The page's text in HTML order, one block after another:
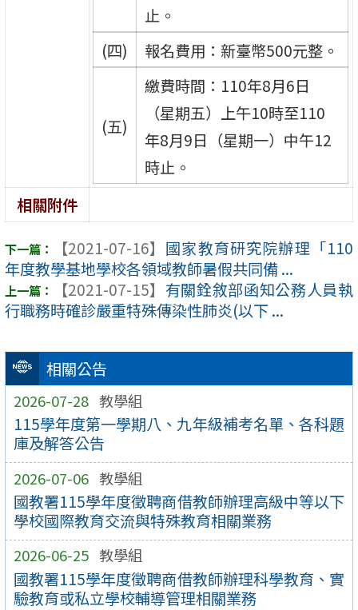
相關公告
2026-07-28 教學組
115學年度第一學期八、九年級補考名單、各科題
庫及解答公告
2026-07-06 教學組
國教署115學年度徵聘商借教師辦理高級中等以下
學校國際教育交流與特殊教育相關業務
2026-06-25 教學組
國教署115學年度徵聘商借教師辦理科學教育、實
驗教育或私立學校輔導管理相關業務
止。
(四)
報名費用：新臺幣500元整。
(五)
繳費時間：110年8月6日
（星期五）上午10時至110
年8月9日（星期一）中午12
時止。
相關附件
【2021-07-16】 國家教育研究院辦理「110
年度教學基地學校各領域教師暑假共同備 ...
【2021-07-15】 有關銓敘部函知公務人員執
行職務時確診嚴重特殊傳染性肺炎(以下 ...